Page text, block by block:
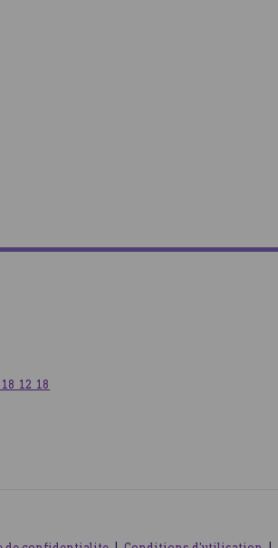
12 18